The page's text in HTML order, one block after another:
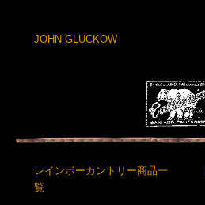
JOHN GLUCKOW
レインボーカントリー商品一
覧